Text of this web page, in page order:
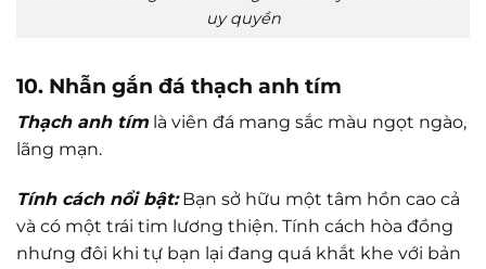
uy quyền
10. Nhẫn gắn đá thạch anh tím
Thạch anh tím là viên đá mang sắc màu ngọt ngào,
lãng mạn.
Tính cách nổi bật:Bạn sở hữu một tâm hồn cao cả
và có một trái tim lương thiện. Tính cách hòa đồng
nhưng đôi khi tự bạn lại đang quá khắt khe với bản